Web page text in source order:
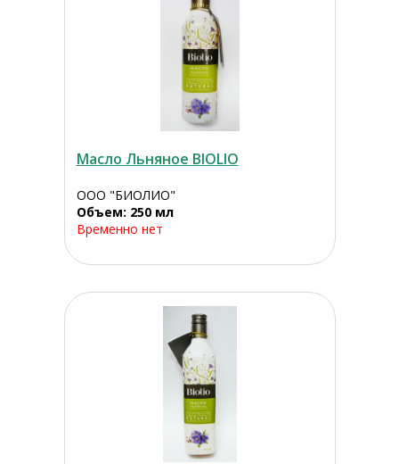
Масло Льняное BIOLIO
ООО "БИОЛИО"
Объем: 250 мл
Временно нет